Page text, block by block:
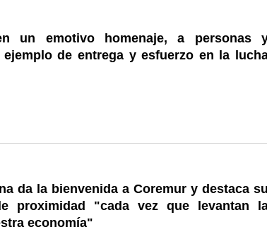
un emotivo homenaje, a personas
de entrega y esfuerzo en la
da la bienvenida a Coremur y destaca su
proximidad "cada vez que levantan
economía"